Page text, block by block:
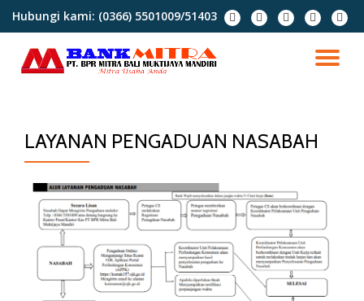
konten
Hubungi kami: (0366) 5501009/51403
LAYANAN PENGADUAN NASABAH